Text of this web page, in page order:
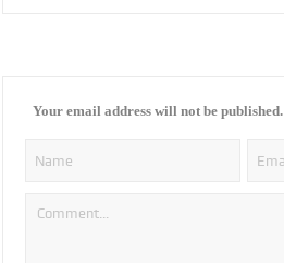
Your email address will not be published.